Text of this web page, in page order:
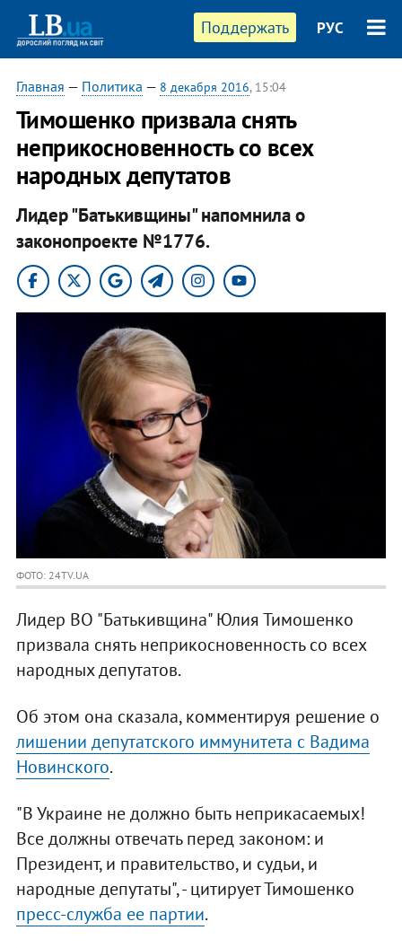
Поддержать РУС
Главная — Политика — 8 декабря 2016, 15:04
Тимошенко призвала снять
неприкосновенность со всех
народных депутатов
Лидер "Батькивщины" напомнила о
законопроекте №1776.
ФОТО: 24TV.UA
Лидер ВО "Батькивщина" Юлия Тимошенко
призвала снять неприкосновенность со всех
народных депутатов.
Об этом она сказала, комментируя решение о
лишении депутатского иммунитета с Вадима
Новинского.
"В Украине не должно быть неприкасаемых!
Все должны отвечать перед законом: и
Президент, и правительство, и судьи, и
народные депутаты", - цитирует Тимошенко
пресс-служба ее партии.